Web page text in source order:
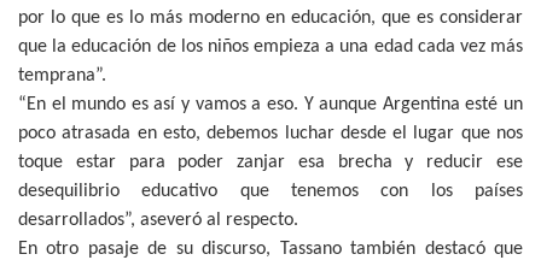
por lo que es lo más moderno en educación, que es considerar
que la educación de los niños empieza a una edad cada vez más
temprana”.
“En el mundo es así y vamos a eso. Y aunque Argentina esté un
poco atrasada en esto, debemos luchar desde el lugar que nos
toque estar para poder zanjar esa brecha y reducir ese
desequilibrio educativo que tenemos con los países
desarrollados”, aseveró al respecto.
En otro pasaje de su discurso, Tassano también destacó que